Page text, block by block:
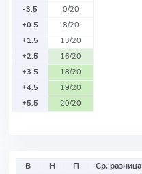
-3.5
0/20
+0.5
8/20
+1.5
13/20
+2.5
16/20
+3.5
18/20
+4.5
19/20
+5.5
20/20
В Н П Ср. разница